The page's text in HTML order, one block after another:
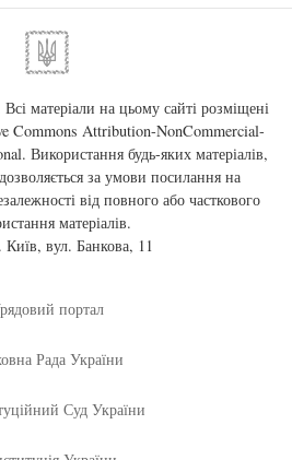
матеріали на цьому сайті розміщені
Commons Attribution-NonCommercial-
. Використання будь-яких матеріалів,
за умови посилання на
від повного або часткового
матеріалів.
вул. Банкова, 11
портал
Рада України
Суд України